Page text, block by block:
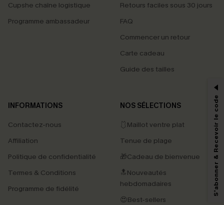
Cupshe chaîne logistique
Programme ambassadeur
Retours faciles sous 30 jours
FAQ
Commencer un retour
Carte cadeau
Guide des tailles
INFORMATIONS
Contactez-nous
Affiliation
Politique de confidentialité
Termes & Conditions
Programme de fidélité
NOS SÉLECTIONS
🩱Maillot ventre plat
Tenue de plage
🎁Cadeau de bienvenue
🔝Nouveautés
hebdomadaires
😍Best-sellers
PROFITEZ DE -15%
marketing (y compris du contenu généré par l'IA) de Cupshe et
pouvons utiliser les données collectées sur notre site ainsi que des
savoir si ceux-ci ont été ouverts, de mesurer votre engagement, de
personnaliser nos contenus et nos offres, et de vous recommander des
produits susceptibles de vous intéresser, conformément à notre
Politique de
. Vous pouvez vous désabonner à tout moment.
S'abonner & Recevoir le code